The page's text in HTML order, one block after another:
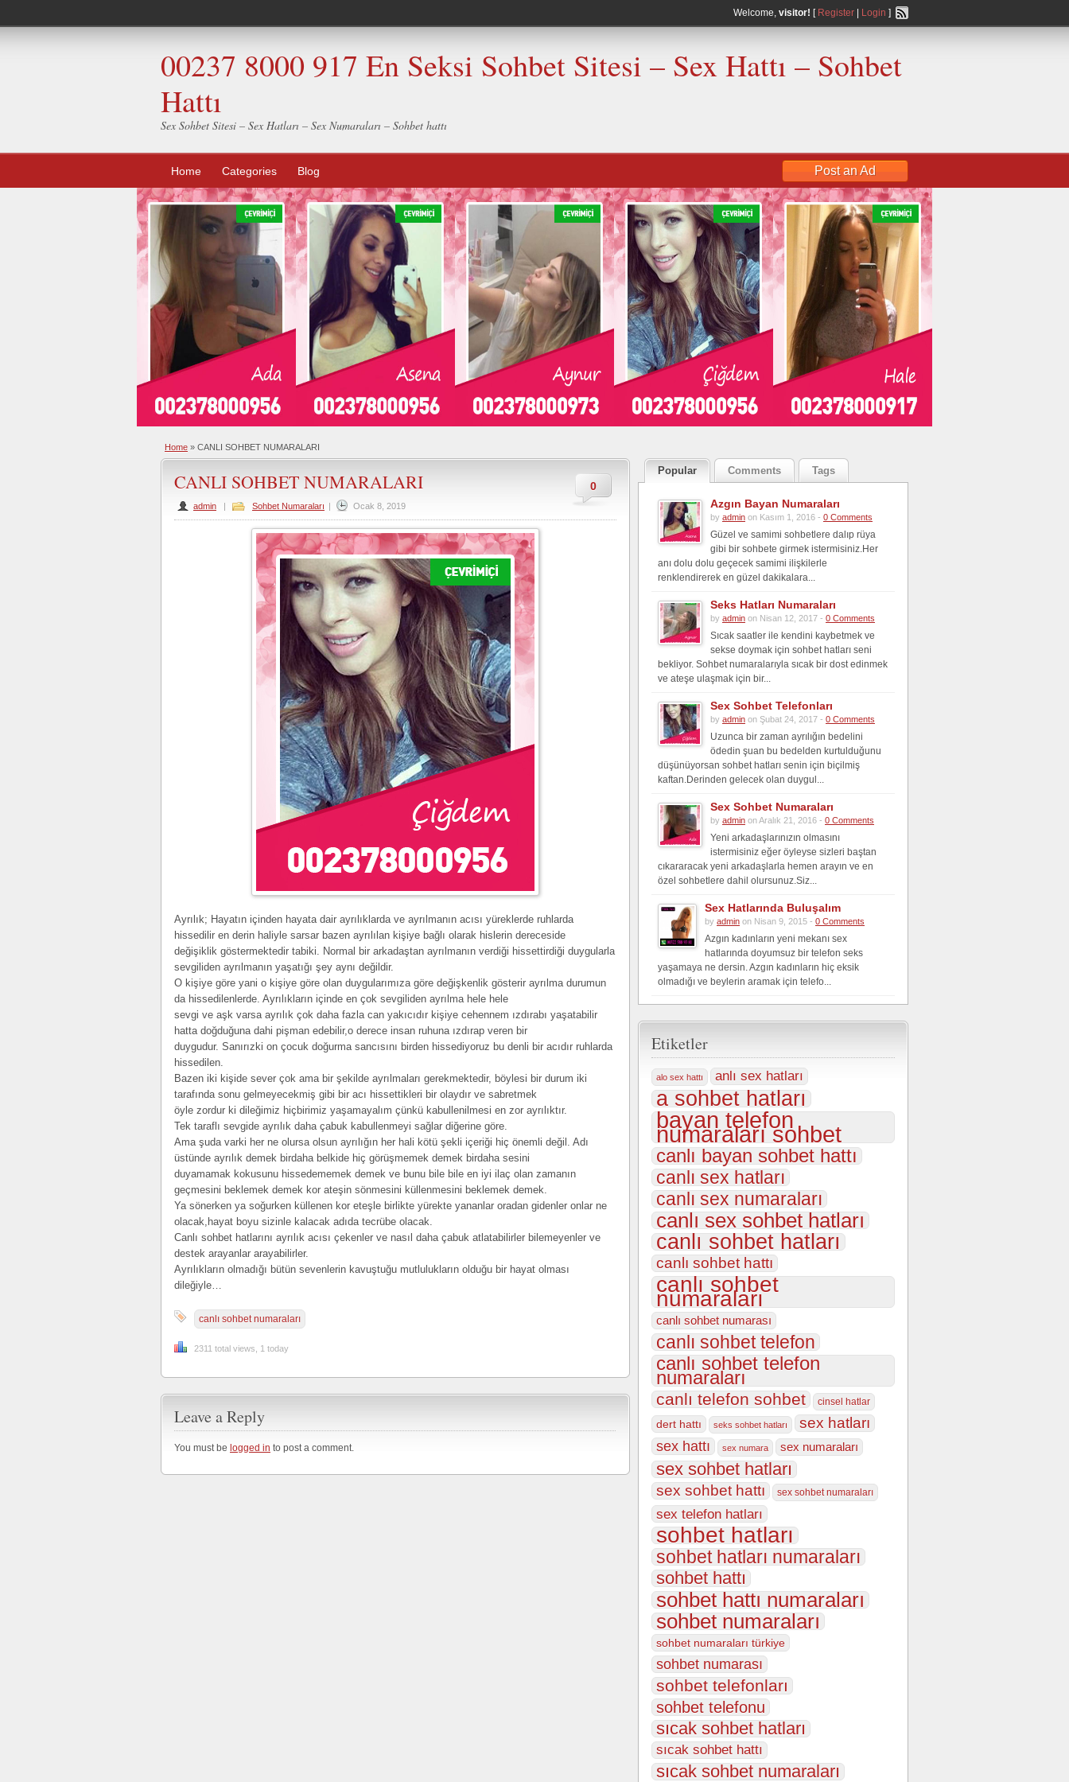
Welcome, visitor! [ Register Login ]
00237 8000 917 En Seksi Sohbet Sitesi – Sex Hattı – Sohbet
Hattı
Sex Sohbet Sitesi – Sex Hatları – Sex Numaraları – Sohbet hattı
Home Categories Blog Post an Ad
Home » CANLI SOHBET NUMARALARI
0
CANLI SOHBET NUMARALARI
admin | Sohbet Numaraları | Ocak 8, 2019
Ayrılık; Hayatın içinden hayata dair ayrılıklarda ve ayrılmanın acısı yüreklerde ruhlarda
hissedilir en derin haliyle sarsar bazen ayrılılan kişiye bağlı olarak hislerin dereceside
değişiklik göstermektedir tabiki. Normal bir arkadaştan ayrılmanın verdiği hissettirdiği duygularla
sevgiliden ayrılmanın yaşatığı şey aynı değildir.
O kişiye göre yani o kişiye göre olan duygularımıza göre değişkenlik gösterir ayrılma durumun
da hissedilenlerde. Ayrılıkların içinde en çok sevgiliden ayrılma hele hele
sevgi ve aşk varsa ayrılık çok daha fazla can yakıcıdır kişiye cehennem ızdırabı yaşatabilir
hatta doğduğuna dahi pişman edebilir,o derece insan ruhuna ızdırap veren bir
duygudur. Sanırızki on çocuk doğurma sancısını birden hissediyoruz bu denli bir acıdır ruhlarda
hissedilen.
Bazen iki kişide sever çok ama bir şekilde ayrılmaları gerekmektedir, böylesi bir durum iki
tarafında sonu gelmeyecekmiş gibi bir acı hissettikleri bir olaydır ve sabretmek
öyle zordur ki dileğimiz hiçbirimiz yaşamayalım çünkü kabullenilmesi en zor ayrılıktır.
Tek taraflı sevgide ayrılık daha çabuk kabullenmeyi sağlar diğerine göre.
Ama şuda varki her ne olursa olsun ayrılığın her hali kötü şekli içeriği hiç önemli değil. Adı
üstünde ayrılık demek birdaha belkide hiç görüşmemek demek birdaha sesini
duyamamak kokusunu hissedememek demek ve bunu bile bile en iyi ilaç olan zamanın
geçmesini beklemek demek kor ateşin sönmesini küllenmesini beklemek demek.
Ya sönerken ya soğurken küllenen kor eteşle birlikte yürekte yananlar oradan gidenler onlar ne
olacak,hayat boyu sizinle kalacak adıda tecrübe olacak.
Canlı sohbet hatlarını ayrılık acısı çekenler ve nasıl daha çabuk atlatabilirler bilemeyenler ve
destek arayanlar arayabilirler.
Ayrılıkların olmadığı bütün sevenlerin kavuştuğu mutlulukların olduğu bir hayat olması
dileğiyle…
canlı sohbet numaraları
2311 total views, 1 today
Leave a Reply
You must be logged in to post a comment.
Popular Comments Tags
Azgın Bayan Numaraları
by admin on Kasım 1, 2016 - 0 Comments
Güzel ve samimi sohbetlere dalıp rüya
gibi bir sohbete girmek istermisiniz.Her
anı dolu dolu geçecek samimi ilişkilerle
renklendirerek en güzel dakikalara...
Seks Hatları Numaraları
by admin on Nisan 12, 2017 - 0 Comments
Sıcak saatler ile kendini kaybetmek ve
sekse doymak için sohbet hatları seni
bekliyor. Sohbet numaralarıyla sıcak bir dost edinmek
ve ateşe ulaşmak için bir...
Sex Sohbet Telefonları
by admin on Şubat 24, 2017 - 0 Comments
Uzunca bir zaman ayrılığın bedelini
ödedin şuan bu bedelden kurtulduğunu
düşünüyorsan sohbet hatları senin için biçilmiş
kaftan.Derinden gelecek olan duygul...
Sex Sohbet Numaraları
by admin on Aralık 21, 2016 - 0 Comments
Yeni arkadaşlarınızın olmasını
istermisiniz eğer öyleyse sizleri baştan
cıkararacak yeni arkadaşlarla hemen arayın ve en
özel sohbetlere dahil olursunuz.Siz...
Sex Hatlarında Buluşalım
by admin on Nisan 9, 2015 - 0 Comments
Azgın kadınların yeni mekanı sex
hatlarında doyumsuz bir telefon seks
yaşamaya ne dersin. Azgın kadınların hiç eksik
olmadığı ve beylerin aramak için telefo...
Etiketler
alo sex hattı anlı sex hatları
a sohbet hatları
bayan telefon
numaraları sohbet
canlı bayan sohbet hattı
canlı sex hatları
canlı sex numaraları
canlı sex sohbet hatları
canlı sohbet hatları
canlı sohbet hattı
canlı sohbet
numaraları
canlı sohbet numarası
canlı sohbet telefon
canlı sohbet telefon
numaraları
canlı telefon sohbet cinsel hatlar
dert hattı seks sohbet hatları sex hatları
sex hattı sex numara sex numaraları
sex sohbet hatları
sex sohbet hattı sex sohbet numaraları
sex telefon hatları
sohbet hatları
sohbet hatları numaraları
sohbet hattı
sohbet hattı numaraları
sohbet numaraları
sohbet numaraları türkiye
sohbet numarası
sohbet telefonları
sohbet telefonu
sıcak sohbet hatları
sıcak sohbet hattı
sıcak sohbet numaraları